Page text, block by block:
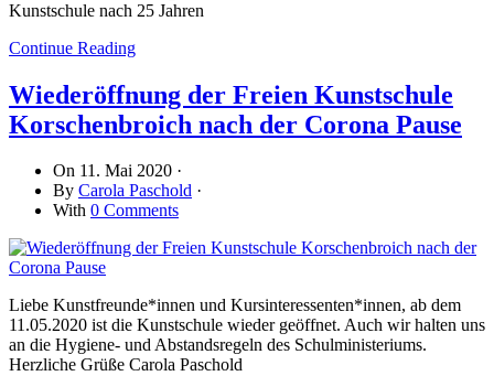
Kunstschule nach 25 Jahren
Continue Reading
Wiederöffnung der Freien Kunstschule
Korschenbroich nach der Corona Pause
On 11. Mai 2020 ·
By Carola Paschold ·
With 0 Comments
Liebe Kunstfreunde*innen und Kursinteressenten*innen, ab dem
11.05.2020 ist die Kunstschule wieder geöffnet. Auch wir halten uns
an die Hygiene- und Abstandsregeln des Schulministeriums.
Herzliche Grüße Carola Paschold